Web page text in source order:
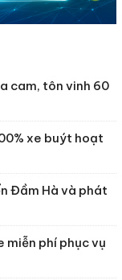
cam, tôn vinh 60
xe buýt hoạt
Đầm Hà và phát
miễn phí phục vụ